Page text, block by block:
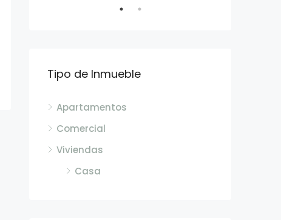
Tipo de Inmueble
Apartamentos
Comercial
Viviendas
Casa